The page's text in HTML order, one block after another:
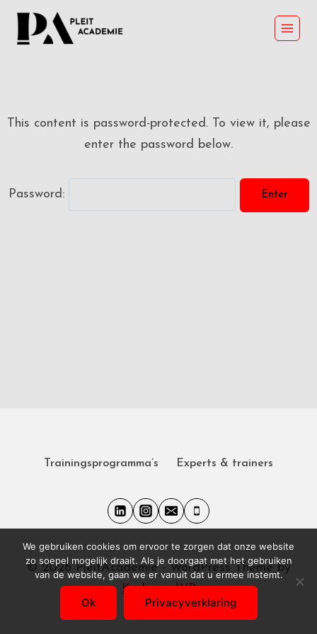
Skip
This content is password-protected. To view it, please
enter the password below.
Password:
Trainingsprogramma’s Experts & trainers
© 2026 PleitAcademie - WordPress Theme by
Kadence WP
We gebruiken cookies om ervoor te zorgen dat onze website
zo soepel mogelijk draait. Als je doorgaat met het gebruiken
van de website, gaan we er vanuit dat u ermee instemt.
Ok Privacyverklaring